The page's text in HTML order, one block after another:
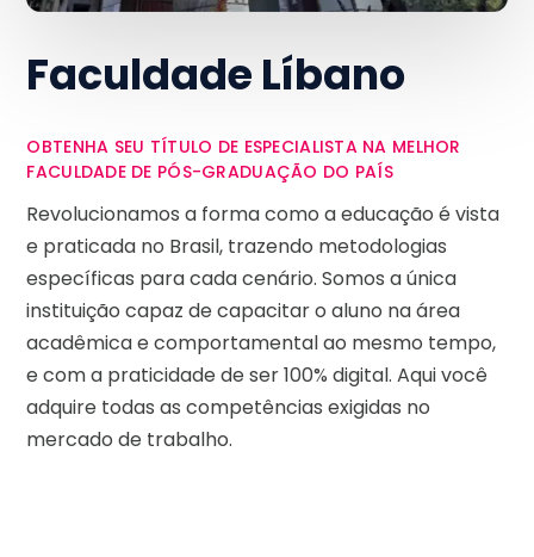
Faculdade Líbano
OBTENHA SEU TÍTULO DE ESPECIALISTA NA MELHOR
FACULDADE DE PÓS-GRADUAÇÃO DO PAÍS
Revolucionamos a forma como a educação é vista
e praticada no Brasil, trazendo metodologias
específicas para cada cenário. Somos a única
instituição capaz de capacitar o aluno na área
acadêmica e comportamental ao mesmo tempo,
e com a praticidade de ser 100% digital. Aqui você
adquire todas as competências exigidas no
mercado de trabalho.